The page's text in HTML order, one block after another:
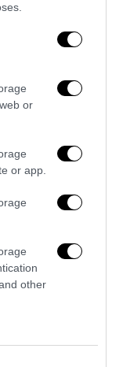
or
or app.
other
per parlare a
del Pd